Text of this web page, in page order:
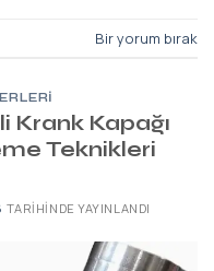
Bir yorum bırak
Krank Kapağı
Teknikleri
TARIHINDE YAYINLANDI